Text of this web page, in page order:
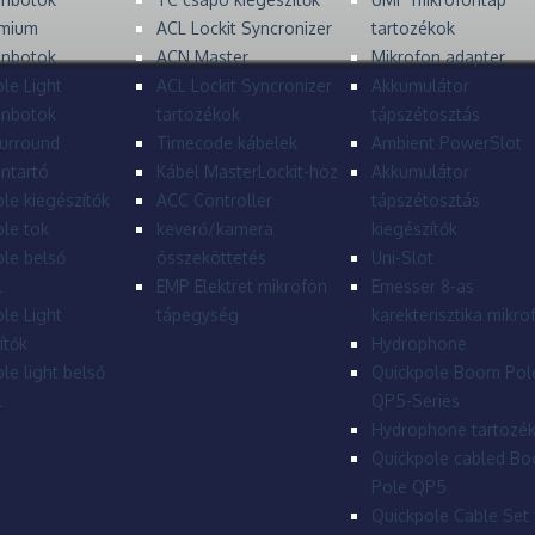
Light
kiegészítők
tok
belső
Light
light belső
ACL Lockit Syncronizer
ACN Master
ACL Lockit Syncronizer
tartozékok
Timecode kábelek
Kábel MasterLockit-hoz
ACC Controller
keverő/kamera
összeköttetés
EMP Elektret mikrofon
tápegység
tartozékok
Mikrofon adapter
Akkumulátor
tápszétosztás
Ambient PowerSlot
Akkumulátor
tápszétosztás
kiegészítők
Uni-Slot
Emesser 8-as
karekterisztika
Hydrophone
Quickpole Boom
QP5-Series
Hydrophone
Quickpole cabled
Pole QP5
Quickpole Cable Set